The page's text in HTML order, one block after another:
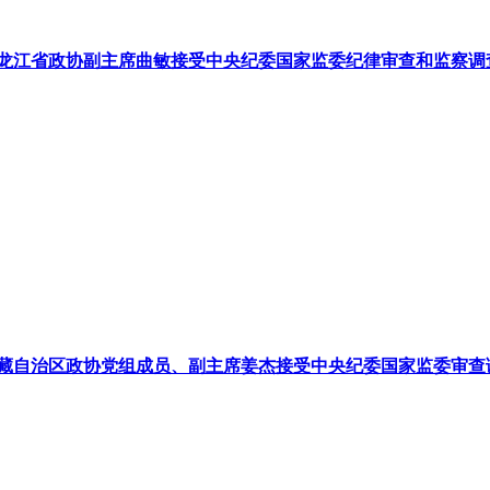
江省政协副主席曲敏接受中央纪委国家监委纪律审查和监察调
自治区政协党组成员、副主席姜杰接受中央纪委国家监委审查